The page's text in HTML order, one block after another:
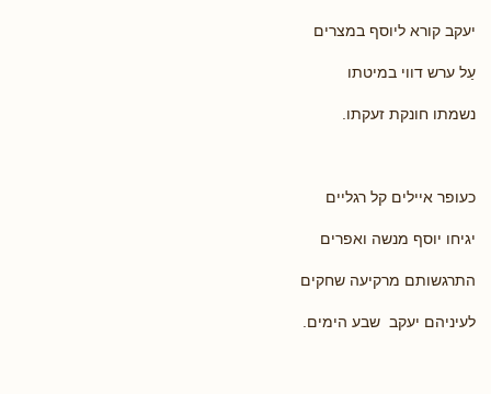
יעקב קורא ליוסף במצרים
עַל ערש דווי במיטתו
נשמתו חונקת זעקתו.
כעופר איילים קל רגליים
יגיחו יוסף מנשה ואפרים
התרגשותם מרקיעה שחקים
לעיניהם יעקב שבע הימים.